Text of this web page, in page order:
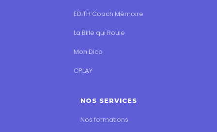
EDITH Coach Mémoire
La Bille qui Roule
Mon Dico
CPLAY
NOS SERVICES
Nos formations